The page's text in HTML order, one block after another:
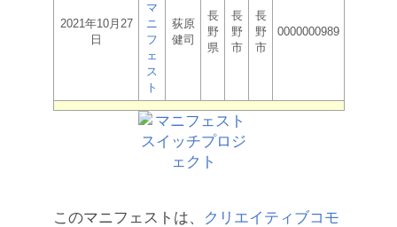
2021年10月27
日
マ
ニ
フ
ェ
ス
ト
荻原
健司
長
野
県
長
野
市
長
野
市
0000000989
このマニフェストは、
クリエイティブコモ